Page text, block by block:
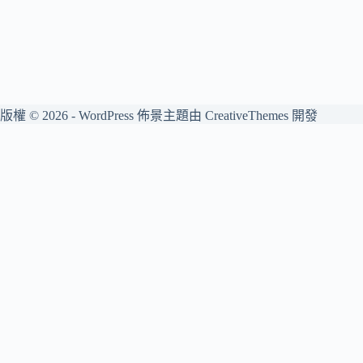
版權 © 2026 - WordPress 佈景主題由 CreativeThemes 開發